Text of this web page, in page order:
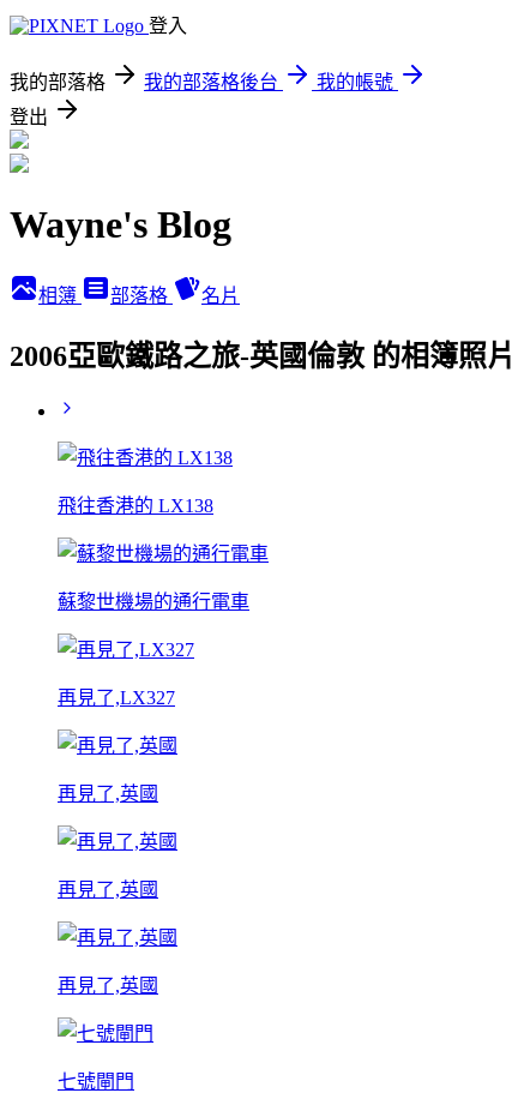
登入
我的部落格 我的部落格後台
我的帳號
登出
Wayne's Blog
相簿 部落格 名片
2006亞歐鐵路之旅-英國倫敦 的相簿照片
飛往香港的 LX138
蘇黎世機場的通行電車
再見了,LX327
再見了,英國
再見了,英國
再見了,英國
七號閘門